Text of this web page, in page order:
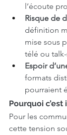
l’écoute
Risque de
définition
mise sous
télé ou
Espoir
formats
pourraient
Pourquoi
Pour les
cette tension